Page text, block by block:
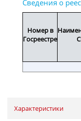
Номер в
Госреестре
Характеристики